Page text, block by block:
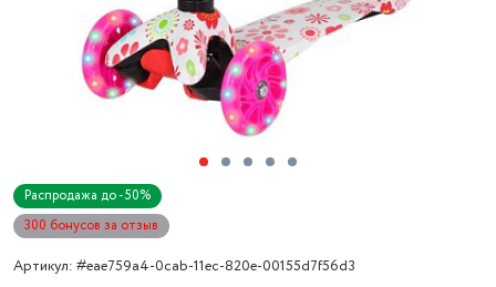
Распродажа до -50%
300 бонусов за отзыв
Артикул: #eae759a4-0cab-11ec-820e-00155d7f56d3